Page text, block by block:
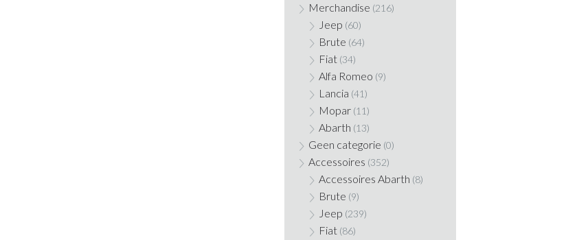
Merchandise (216)
Jeep (60)
Brute (64)
Fiat (34)
Alfa Romeo (9)
Lancia (41)
Mopar (11)
Abarth (13)
Geen categorie (0)
Accessoires (352)
Accessoires Abarth (8)
Brute (9)
Jeep (239)
Fiat (86)